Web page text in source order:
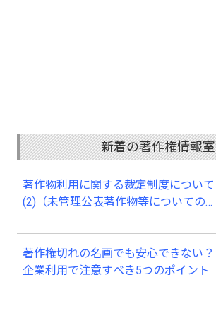
新着の著作権情報室
著作物利用に関する裁定制度について
(2)（未管理公表著作物等についての
著作権切れの名画でも安心できない？
企業利用で注意すべき5つのポイント